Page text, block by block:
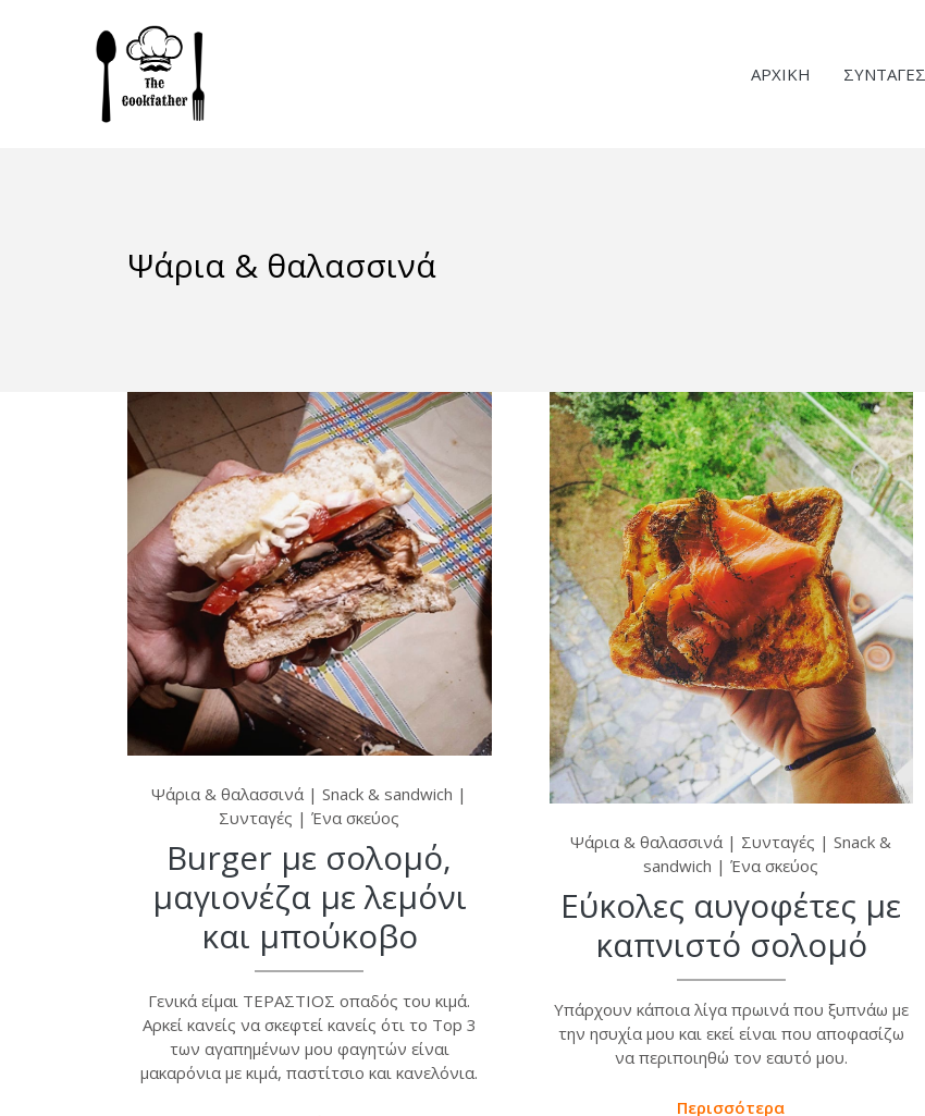
ΑΡΧΙΚΗ ΣΥΝΤΑΓΕΣ
Ψάρια & θαλασσινά
Ψάρια & θαλασσινά |Snack & sandwich |
Συνταγές |Ένα σκεύος
Burger με σολομό,
μαγιονέζα με λεμόνι
και μπούκοβο
Γενικά είμαι ΤΕΡΑΣΤΙΟΣ οπαδός του κιμά.
Αρκεί κανείς να σκεφτεί κανείς ότι το Top 3
των αγαπημένων μου φαγητών είναι
μακαρόνια με κιμά, παστίτσιο και κανελόνια.
Ψάρια & θαλασσινά | Συνταγές |Snack &
sandwich |Ένα σκεύος
Εύκολες αυγοφέτες με
καπνιστό σολομό
Υπάρχουν κάποια λίγα πρωινά που ξυπνάω με
την ησυχία μου και εκεί είναι που αποφασίζω
να περιποιηθώ τον εαυτό μου.
Περισσότερα